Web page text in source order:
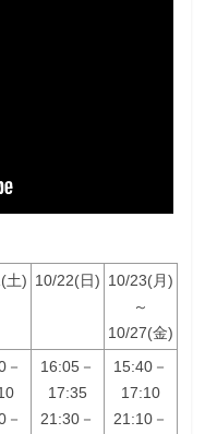
土) 10/22(日) 10/23(月)
～
10/27(金)
－
－
16:05－
17:35
21:30－
15:40－
17:10
21:10－